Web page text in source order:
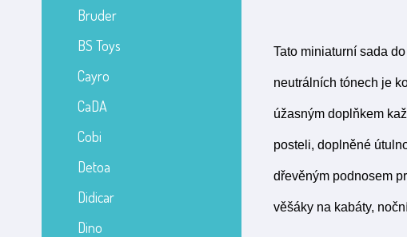
Bruder
BS Toys
Cayro
CaDA
Cobi
Detoa
Didicar
Dino
Tato miniaturní sada
neutrálních tónech je
úžasným doplňkem
posteli, doplněné
dřevěným podnosem
věšáky na kabáty,